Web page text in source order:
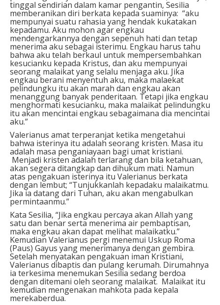
tinggal sendirian dalam kamar pengantin, Sesilia
memberanikan diri berkata kepada suaminya: “aku
mempunyai suatu rahasia yang hendak kukatakan
kepadamu. Aku mohon agar engkau
mendengarkannya dengan sepenuh hati dan tetap
menerima aku sebagai isterimu. Engkau harus tahu
bahwa aku telah berkaul untuk mempersembahkan
kesucianku kepada Kristus, dan aku mempunyai
seorang malaikat yang selalu menjaga aku. Jika
engkau berani menyentuh aku, maka malaekat
pelindungku itu akan marah dan engkau akan
menanggung banyak penderitaan. Tetapi jika engkau
menghormati kesucianku, maka malaikat pelindungku
itu akan mencintai engkau sebagaimana dia mencintai
aku.”
Valerianus amat terperanjat ketika mengetahui
bahwa isterinya itu adalah seorang kristen. Masa itu
adalah masa penganiayaan bagi umat kristiani.
Menjadi kristen adalah terlarang dan bila ketahuan,
akan segera ditangkap dan dihukum mati. Namun
atas pengakuan isterinya itu Valerianus berkata
dengan lembut; “Tunjukkanlah kepadaku malaikatmu.
Jika ia datang dari Tuhan, aku akan mengabulkan
permintaanmu.”
Kata Sesilia, “Jika engkau percaya akan Allah yang
satu dan benar serta menerima air pembaptisan,
maka engkau akan dapat melihat malaikatku.”
Kemudian Valerianus pergi menemui Uskup Roma
(Paus) Gayus yang menerimanya dengan gembira.
Setelah menyatakan pengakuan iman Kristiani,
Valerianus dibaptis dan pulang kerumah. Dirumahnya
ia terkesima menemukan Sesilia sedang berdoa
dengan ditemani oleh seorang malaikat. Malaikat itu
kemudian mengenakan mahkota pada kepala
merekaberdua.